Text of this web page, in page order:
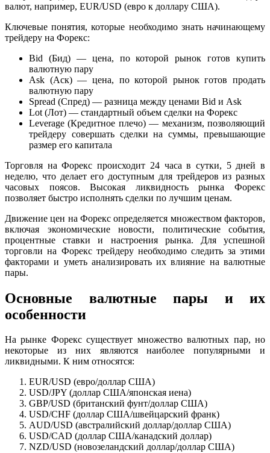
валют, например, EUR/USD (евро к доллару США).
Ключевые понятия, которые необходимо знать начинающему
трейдеру на Форекс:
Bid (Бид) — цена, по которой рынок готов купить
валютную пару
Ask (Аск) — цена, по которой рынок готов продать
валютную пару
Spread (Спред) — разница между ценами Bid и Ask
Lot (Лот) — стандартный объем сделки на Форекс
Leverage (Кредитное плечо) — механизм, позволяющий
трейдеру совершать сделки на суммы, превышающие
размер его капитала
Торговля на Форекс происходит 24 часа в сутки, 5 дней в
неделю, что делает его доступным для трейдеров из разных
часовых поясов. Высокая ликвидность рынка Форекс
позволяет быстро исполнять сделки по лучшим ценам.
Движение цен на Форекс определяется множеством факторов,
включая экономические новости, политические события,
процентные ставки и настроения рынка. Для успешной
торговли на Форекс трейдеру необходимо следить за этими
факторами и уметь анализировать их влияние на валютные
пары.
Основные валютные пары и их
особенности
На рынке Форекс существует множество валютных пар, но
некоторые из них являются наиболее популярными и
ликвидными. К ним относятся:
EUR/USD (евро/доллар США)
USD/JPY (доллар США/японская иена)
GBP/USD (британский фунт/доллар США)
USD/CHF (доллар США/швейцарский франк)
AUD/USD (австралийский доллар/доллар США)
USD/CAD (доллар США/канадский доллар)
NZD/USD (новозеландский доллар/доллар США)